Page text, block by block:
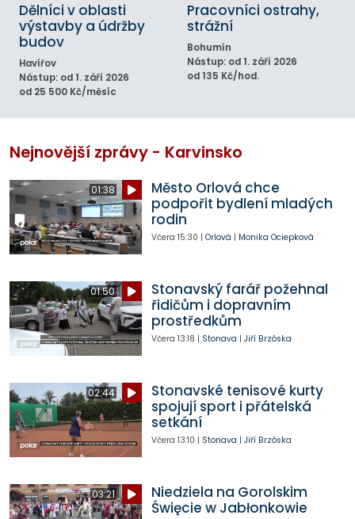
Dělníci v oblasti
výstavby a údržby
budov
Havířov
Nástup: od 1. září 2026
od 25 500 Kč/měsíc
Pracovníci ostrahy,
strážní
Bohumín
Nástup: od 1. září 2026
od 135 Kč/hod.
Nejnovější zprávy - Karvinsko
01:38
Město Orlová chce
podpořit bydlení mladých
rodin
Včera 15:30 | Orlová | Monika Ociepková
01:50
Stonavský farář požehnal
řidičům i dopravním
prostředkům
Včera 13:18 | Stonava | Jiří Brzóska
02:44
Stonavské tenisové kurty
spojují sport i přátelská
setkání
Včera 13:10 | Stonava | Jiří Brzóska
03:21
Niedziela na Gorolskim
Święcie w Jabłonkowie